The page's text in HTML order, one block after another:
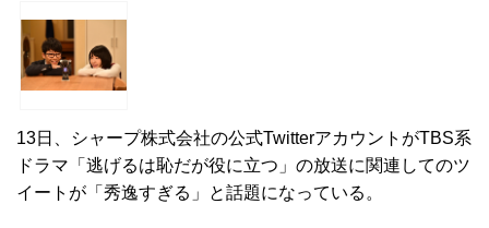
13日、シャープ株式会社の公式TwitterアカウントがTBS系
ドラマ「逃げるは恥だが役に立つ」の放送に関連してのツ
イートが「秀逸すぎる」と話題になっている。